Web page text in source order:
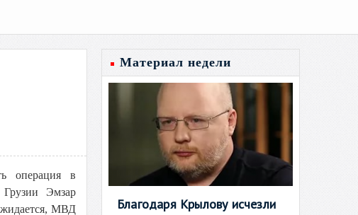
операция в
Грузии Эмзар
МВД
Материал недели
Благодаря Крылову исчезли